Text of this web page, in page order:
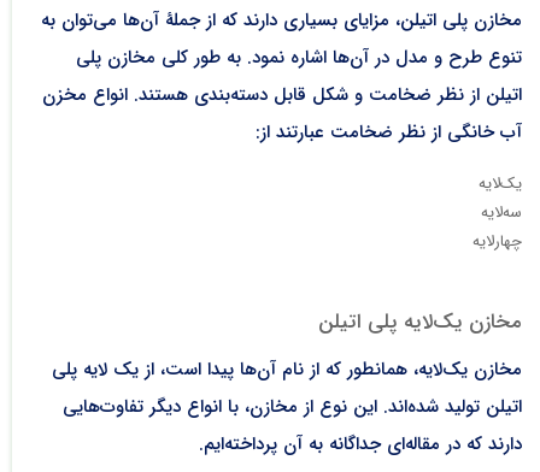
مخازن پلی اتیلن، مزایای بسیاری دارند که از جملۀ آن‌ها می‌توان به
تنوع طرح و مدل در آن‌ها اشاره نمود. به طور کلی مخازن پلی
اتیلن از نظر ضخامت و شکل قابل دسته‌بندی هستند. انواع مخزن
آب خانگی از نظر ضخامت عبارتند از:
یک‌لایه
سه‌لایه
چهارلایه
مخازن یک‌لایه پلی اتیلن
مخازن یک‌لایه، همانطور که از نام آن‌ها پیدا است، از یک لایه پلی
اتیلن تولید شده‌اند. این نوع از مخازن، با انواع دیگر تفاوت‌هایی
دارند که در مقاله‌ای جداگانه به آن پرداخته‌ایم.